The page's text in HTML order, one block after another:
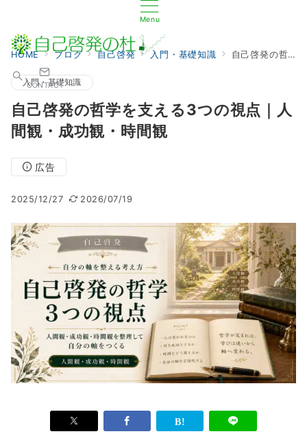
Menu
CONTACT
HOME ブログ 自己啓発 入門・基礎知識 自己啓発の哲学を支える3つの視点｜人間観・成功観・時間観
入門・基礎知識
自己啓発の哲学を支える3つの視点｜人
間観・成功観・時間観
広告
2025/12/27 2026/07/19